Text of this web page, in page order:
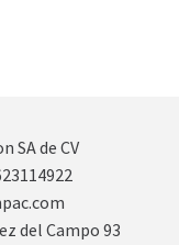
SA de CV
del Campo 93